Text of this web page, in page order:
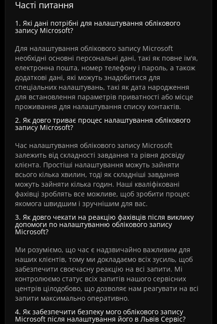
Часті питання
1. Які дані потрібні для налаштування облікового
запису Microsoft?
Для налаштування облікового запису Microsoft
необхідні основні персональні дані, такі як повне ім'я,
електронна пошта, номер телефону і пароль, а також
додаткові дані, які можуть знадобитися для
спеціальних налаштувань, такі як дата народження
для встановлення параметрів приватності або місце
проживання для налаштування списку контактів.
2. Як довго триває процес налаштування облікового
запису Microsoft?
Час налаштування облікового запису Microsoft
залежить від складності завдання та рівня досвіду
клієнта. Простіші налаштування можуть зайняти
всього кілька хвилин, тоді як складніші завдання
можуть зайняти кілька годин. Наші кваліфіковані
фахівці зроблять все можливе, щоб зробити процес
якомога швидшим і зручнішим для вас.
3. Як довго чекати на реакцію фахівців після виклику
допомоги по налаштуванню облікового запису
Microsoft?
Ми розуміємо, що час є надзвичайно важливим для
наших клієнтів, тому ми докладаємо всіх зусиль, щоб
забезпечити своєчасну реакцію на всі запити. Mi
контролюємо статус всіх запитів нашого сервісних
центрів цілодобово, що дозволяє нам реагувати на всі
запити максимально оперативно.
4. Як забезпечити безпеку мого облікового запису
Microsoft після налаштування його в Львів Сервіс?